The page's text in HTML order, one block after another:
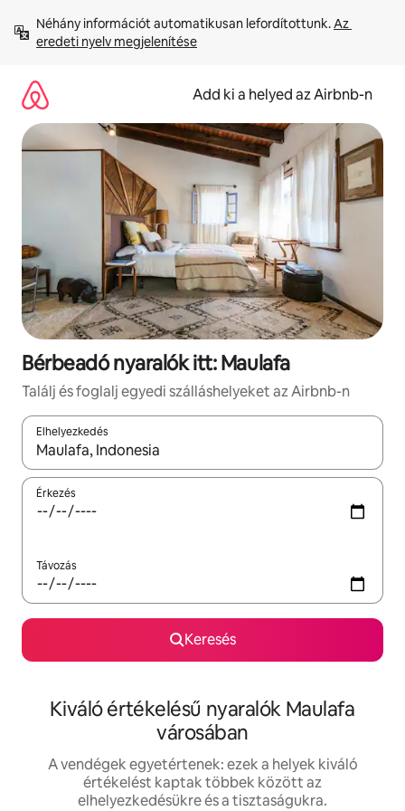
tartalomra
Néhány információt automatikusan lefordítottunk. Az
eredeti nyelv megjelenítése
Add ki a helyed az Airbnb-n
Bérbeadó nyaralók itt: Maulafa
Találj és foglalj egyedi szálláshelyeket az Airbnb-n
Elhelyezkedés
Az eredmények között a felfelé és a lefelé nyíllal
Érkezés
Távozás
Keresés
Kiváló értékelésű nyaralók Maulafa
városában
A vendégek egyetértenek: ezek a helyek kiváló
értékelést kaptak többek között az
elhelyezkedésükre és a tisztaságukra.